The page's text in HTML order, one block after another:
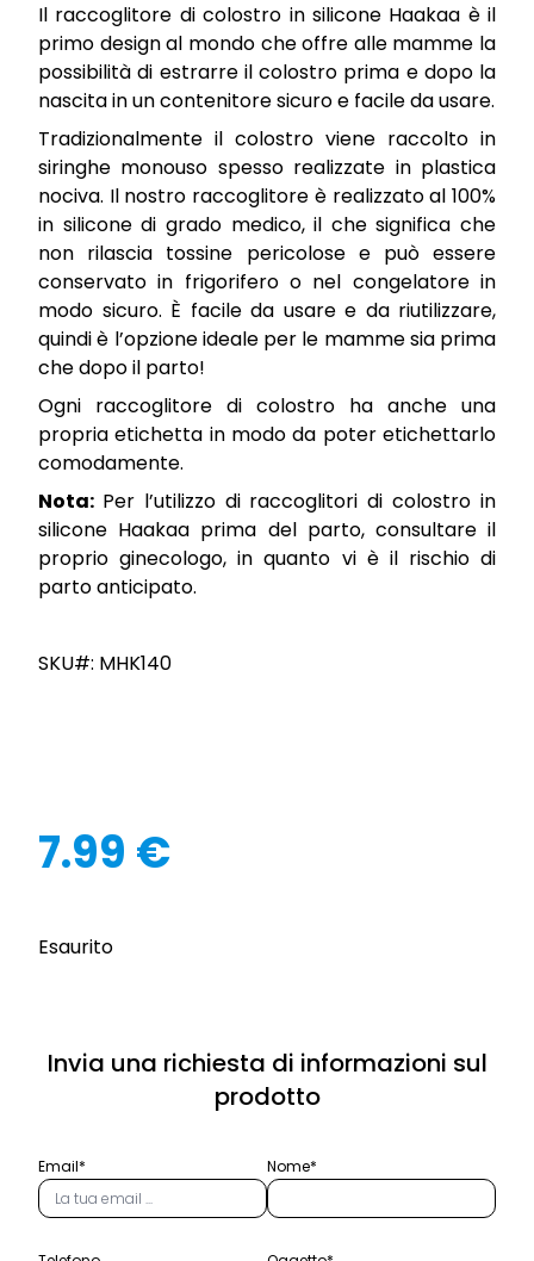
Il raccoglitore di colostro in silicone Haakaa è il
primo design al mondo che offre alle mamme la
possibilità di estrarre il colostro prima e dopo la
nascita in un contenitore sicuro e facile da usare.
Tradizionalmente il colostro viene raccolto in
siringhe monouso spesso realizzate in plastica
nociva. Il nostro raccoglitore è realizzato al 100%
in silicone di grado medico, il che significa che
non rilascia tossine pericolose e può essere
conservato in frigorifero o nel congelatore in
modo sicuro. È facile da usare e da riutilizzare,
quindi è l’opzione ideale per le mamme sia prima
che dopo il parto!
Ogni raccoglitore di colostro ha anche una
propria etichetta in modo da poter etichettarlo
comodamente.
Nota: Per l’utilizzo di raccoglitori di colostro in
silicone Haakaa prima del parto, consultare il
proprio ginecologo, in quanto vi è il rischio di
parto anticipato.
SKU#: MHK140
7.99 €
Esaurito
Invia una richiesta di informazioni sul
prodotto
Email* Nome*